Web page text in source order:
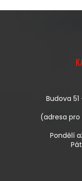
Budova
(adresa
Pondělí